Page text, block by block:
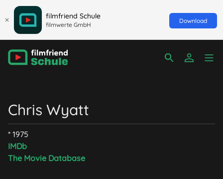
filmfriend Schule
filmwerte GmbH
Download
Chris Wyatt
* 1975
IMDb
The Movie Database